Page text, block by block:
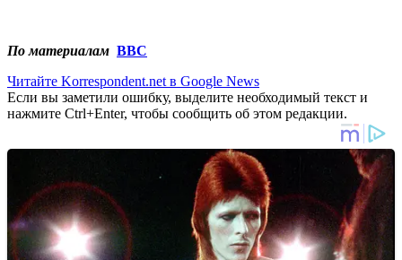
По материалам ВВС
Читайте Korrespondent.net в Google News
Если вы заметили ошибку, выделите необходимый текст и
нажмите Ctrl+Enter, чтобы сообщить об этом редакции.